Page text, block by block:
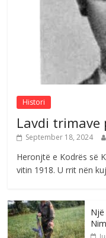
Histori
Lavdi trimave
September 18, 2024
Heronjtë e Kodrës së
vitin 1918. U rrit nën